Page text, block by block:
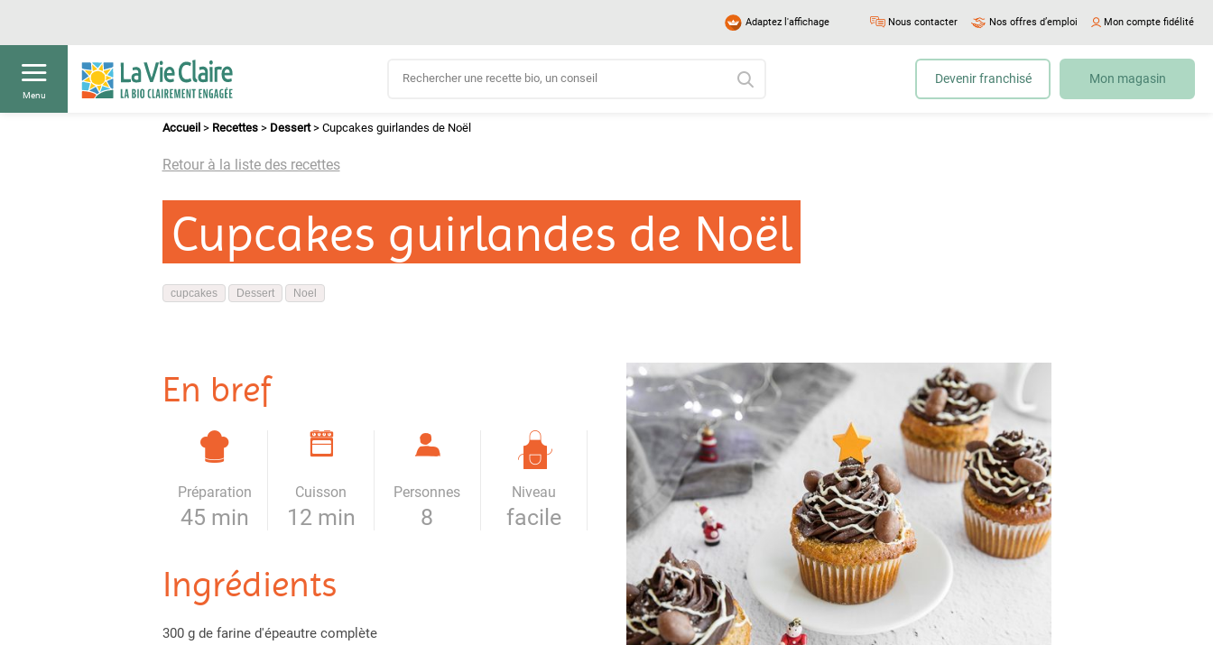
Adaptez l'affichage Nous contacter Nos offres d’emploi Mon compte fidélité
Menu
Devenir franchisé Mon magasin
Accueil > Recettes> Dessert> Cupcakes guirlandes de Noël
Retour à la liste des recettes
Cupcakes guirlandes de Noël
cupcakes Dessert Noel
En bref
Préparation
45 min
Cuisson
12 min
Personnes
8
Niveau
facile
Ingrédients
300 g de farine d'épeautre complète